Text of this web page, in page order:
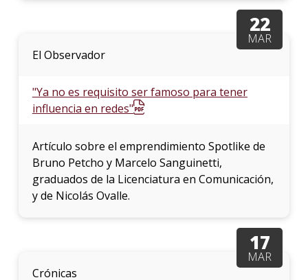
22
MAR
El Observador
"Ya no es requisito ser famoso para tener
influencia en redes"
Artículo sobre el emprendimiento Spotlike de
Bruno Petcho y Marcelo Sanguinetti,
graduados de la Licenciatura en Comunicación,
y de Nicolás Ovalle.
17
MAR
Crónicas